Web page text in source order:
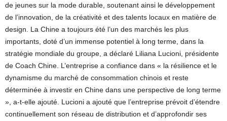
de jeunes sur la mode durable, soutenant ainsi le développement
de l’innovation, de la créativité et des talents locaux en matière de
design. La Chine a toujours été l’un des marchés les plus
importants, doté d’un immense potentiel à long terme, dans la
stratégie mondiale du groupe, a déclaré Liliana Lucioni, présidente
de Coach Chine. L’entreprise a confiance dans « la résilience et le
dynamisme du marché de consommation chinois et reste
déterminée à investir en Chine dans une perspective de long terme
», a-t-elle ajouté. Lucioni a ajouté que l’entreprise prévoit d’étendre
continuellement son réseau de distribution et d’approfondir ses